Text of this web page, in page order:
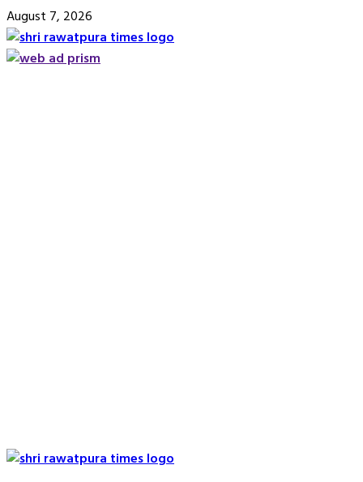
Skip
to
content
August 7, 2026
Primary